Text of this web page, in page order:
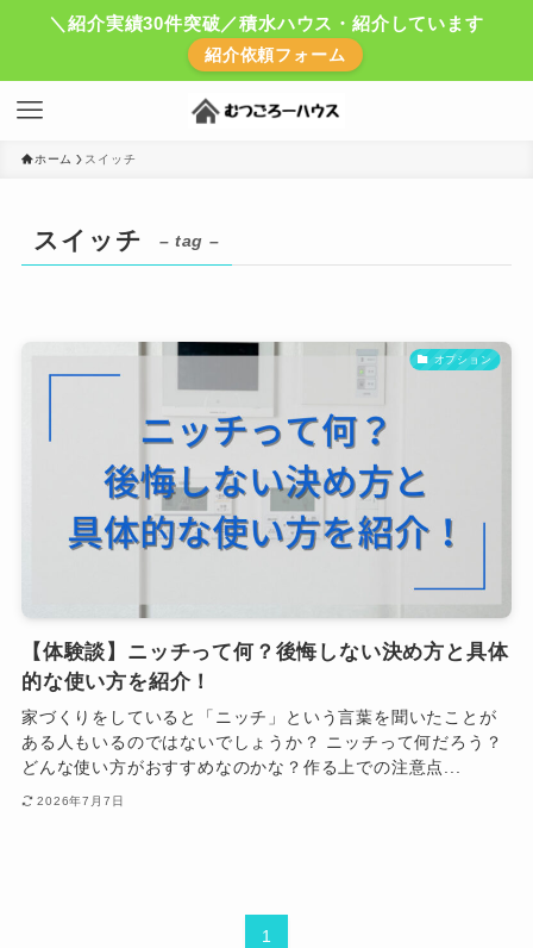
＼紹介実績30件突破／積水ハウス・紹介しています
紹介依頼フォーム
ホーム スイッチ
スイッチ – tag –
オプション
【体験談】ニッチって何？後悔しない決め方と具体
的な使い方を紹介！
家づくりをしていると「ニッチ」という言葉を聞いたことが
ある人もいるのではないでしょうか？ ニッチって何だろう？
どんな使い方がおすすめなのかな？作る上での注意点...
2026年7月7日
1